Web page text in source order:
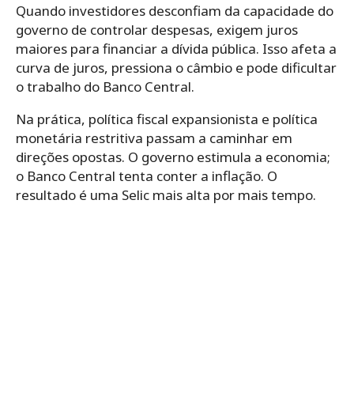
Quando investidores desconfiam da capacidade do
governo de controlar despesas, exigem juros
maiores para financiar a dívida pública. Isso afeta a
curva de juros, pressiona o câmbio e pode dificultar
o trabalho do Banco Central.
Na prática, política fiscal expansionista e política
monetária restritiva passam a caminhar em
direções opostas. O governo estimula a economia;
o Banco Central tenta conter a inflação. O
resultado é uma Selic mais alta por mais tempo.